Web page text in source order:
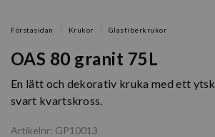
Förstasidan Krukor Glasfiberkrukor
OAS 80 granit 75L
En lätt och dekorativ kruka med ett
svart kvartskross.
Artikelnr: GP10013